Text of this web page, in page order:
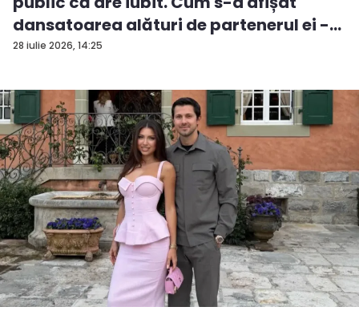
28 iulie 2026, 14:25
dansatoarea alături de partenerul ei -
V...